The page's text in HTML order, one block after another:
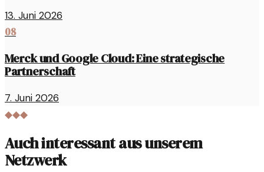
13. Juni 2026
08
Merck und Google Cloud: Eine strategische
Partnerschaft
7. Juni 2026
◆◆◆
Auch interessant aus unserem
Netzwerk